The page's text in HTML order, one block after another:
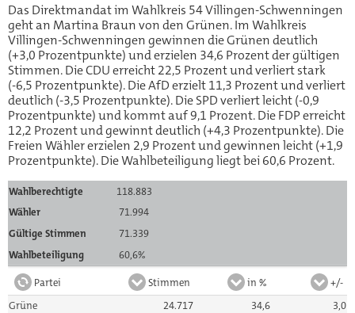
Das Direktmandat im Wahlkreis 54 Villingen-Schwenningen
geht an Martina Braun von den Grünen. Im Wahlkreis
Villingen-Schwenningen gewinnen die Grünen deutlich
(+3,0 Prozentpunkte) und erzielen 34,6 Prozent der gültigen
Stimmen. Die CDU erreicht 22,5 Prozent und verliert stark
(-6,5 Prozentpunkte). Die AfD erzielt 11,3 Prozent und verliert
deutlich (-3,5 Prozentpunkte). Die SPD verliert leicht (-0,9
Prozentpunkte) und kommt auf 9,1 Prozent. Die FDP erreicht
12,2 Prozent und gewinnt deutlich (+4,3 Prozentpunkte). Die
Freien Wähler erzielen 2,9 Prozent und gewinnen leicht (+1,9
Prozentpunkte). Die Wahlbeteiligung liegt bei 60,6 Prozent.
Wahlberechtigte
118.883
Wähler
71.994
Gültige Stimmen
71.339
Wahlbeteiligung
60,6%
Partei Stimmen in %
+/-
Grüne
24.717 34,6
3,0